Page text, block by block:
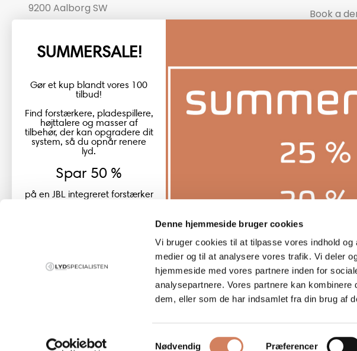
Denne hjemmeside bruger cookies
Vi bruger cookies til at tilpasse vores indhold
medier og til at analysere vores trafik. Vi deler
hjemmeside med vores partnere inden for
analysepartnere. Vores partnere kan
dem, eller som de har indsamlet fra din brug af
Samtykkevalg
Nødvendig Præferencer
9200 Aalborg SW
CVR number: 17988042
+45 98 16 14 10
Book a
Danmark
Global
© 2026 -
SUMMERSALE!
Gør et kup blandt vores 100
tilbud!
Find forstærkere, pladespillere,
højttalere og masser af
tilbehør, der kan opgradere dit
system, så du opnår renere
lyd.
Spar 50 %
på en JBL integreret forstærker